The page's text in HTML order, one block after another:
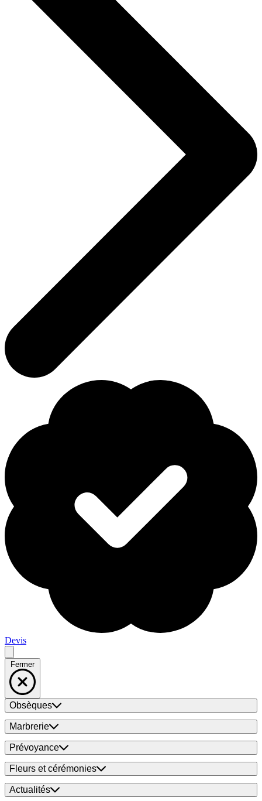
Devis
Fermer
Obsèques
Marbrerie
Prévoyance
Fleurs et cérémonies
Actualités